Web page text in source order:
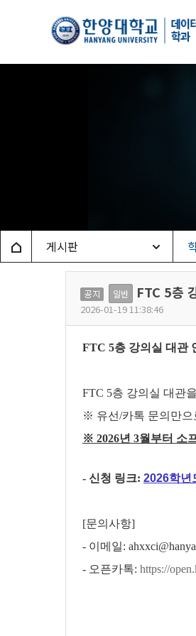
Home 게시판
공
지
일반 FTC 5층
2026-01-19 11:38:46
FTC 5층 강의실 대관
FTC 5층 강의실 대관
※ 유선/카톡 문의만으
※ 2026년 3월부터 소
- 신청 링크: 2026학년
[문의사항]
- 이메일:
- 오픈카톡: https://